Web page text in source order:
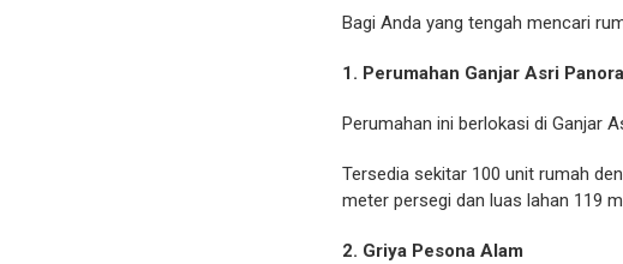
Bagi Anda yang tengah mencari
1. Perumahan Ganjar Asri
Perumahan ini berlokasi di Ganjar
Tersedia sekitar 100 unit rumah
meter persegi dan luas lahan 119
2. Griya Pesona Alam